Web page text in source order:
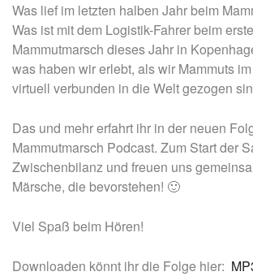
Was lief im letzten halben Jahr beim
Was ist mit dem Logistik-Fahrer beim
Mammutmarsch dieses Jahr in
was haben wir erlebt, als wir Mammuts
virtuell verbunden in die Welt gezogen
Das und mehr erfahrt ihr in der neuen
Mammutmarsch Podcast. Zum Start der
Zwischenbilanz und freuen uns
Märsche, die bevorstehen! 🙂
Viel Spaß beim Hören!
Downloaden könnt ihr die Folge hier: